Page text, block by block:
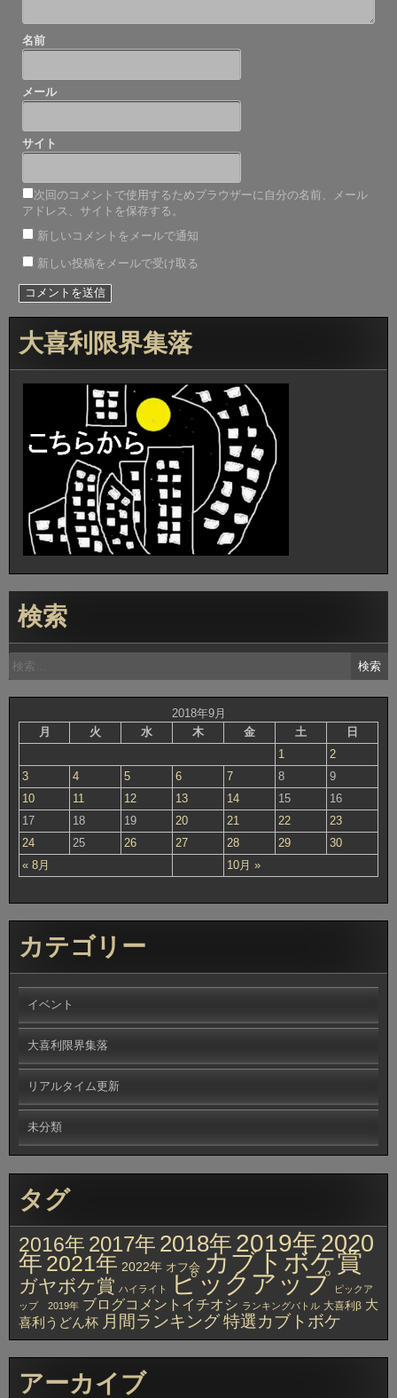
名前
メール
サイト
次回のコメントで使用するためブラウザーに自分の名前、メール
アドレス、サイトを保存する。
新しいコメントをメールで通知
新しい投稿をメールで受け取る
大喜利限界集落
検索
検
索:
2018年9月
月
火 水 木 金 土 日
« 8月 10月 »
1
2
3
4 5 6 7 8
9
10
11 12 13 14 15
16
17
18 19 20 21 22
23
24
25 26 27 28 29 30
カテゴリー
イベント
大喜利限界集落
リアルタイム更新
未分類
タグ
2016年 2017年 2018年 2019年2020
年 2021年 2022年 オフ会 カブトボケ賞
ガヤボケ賞 ハイライト ピックアップ ピックア
ップ 2019年 ブログコメントイチオシ ランキングバトル 大喜利β 大
喜利うどん杯 月間ランキング特選カブトボケ
アーカイブ